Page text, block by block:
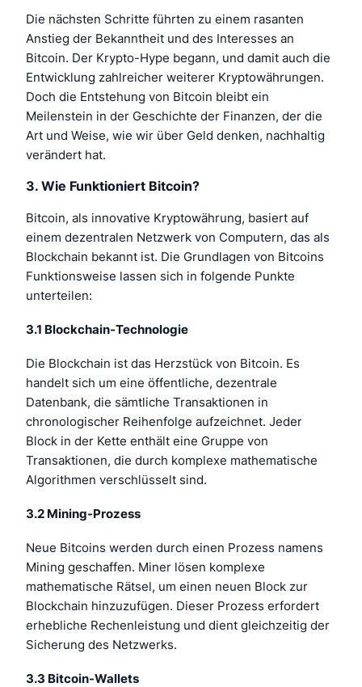
Die nächsten Schritte führten zu einem rasanten
Anstieg der Bekanntheit und des Interesses an
Bitcoin. Der Krypto-Hype begann, und damit auch die
Entwicklung zahlreicher weiterer Kryptowährungen.
Doch die Entstehung von Bitcoin bleibt ein
Meilenstein in der Geschichte der Finanzen, der die
Art und Weise, wie wir über Geld denken, nachhaltig
verändert hat.
3. Wie Funktioniert Bitcoin?
Bitcoin, als innovative Kryptowährung, basiert auf
einem dezentralen Netzwerk von Computern, das als
Blockchain bekannt ist. Die Grundlagen von Bitcoins
Funktionsweise lassen sich in folgende Punkte
unterteilen:
3.1 Blockchain-Technologie
Die Blockchain ist das Herzstück von Bitcoin. Es
handelt sich um eine öffentliche, dezentrale
Datenbank, die sämtliche Transaktionen in
chronologischer Reihenfolge aufzeichnet. Jeder
Block in der Kette enthält eine Gruppe von
Transaktionen, die durch komplexe mathematische
Algorithmen verschlüsselt sind.
3.2 Mining-Prozess
Neue Bitcoins werden durch einen Prozess namens
Mining geschaffen. Miner lösen komplexe
mathematische Rätsel, um einen neuen Block zur
Blockchain hinzuzufügen. Dieser Prozess erfordert
erhebliche Rechenleistung und dient gleichzeitig der
Sicherung des Netzwerks.
3.3 Bitcoin-Wallets